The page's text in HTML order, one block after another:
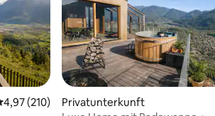
Bewertungen Bewertung: 4,97 von 5,
4,97 (210)
Privatunterkunft